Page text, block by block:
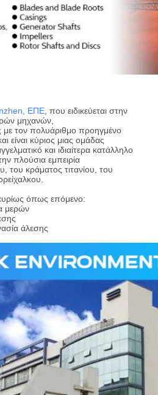
ΕΠΕ, που ειδικεύεται στην
μηχανών,
με τον πολυάριθμο προηγμένο
είναι κύριος μιας ομάδας
και ιδιαίτερα κατάλληλο
πλούσια εμπειρία
του κράματος τιτανίου, του
όπως επόμενο:
μερών
άλεσης